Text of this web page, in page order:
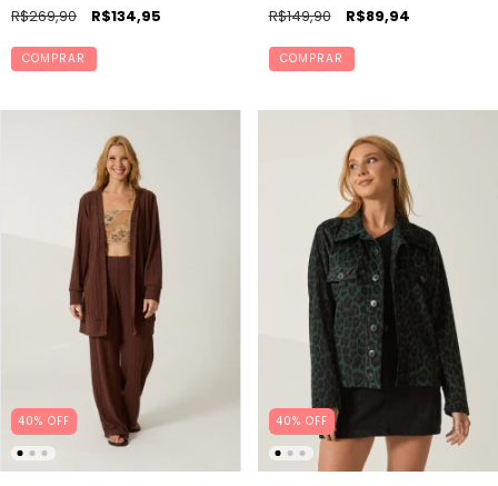
R$269,90 R$134,95
COMPRAR
R$149,90 R$89,94
COMPRAR
40% OFF 40% OFF